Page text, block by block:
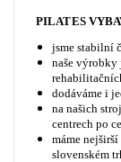
PILATES
jsme stabilní
naše výrobky
dodáváme i
na našich
centrech po
máme
slovenském